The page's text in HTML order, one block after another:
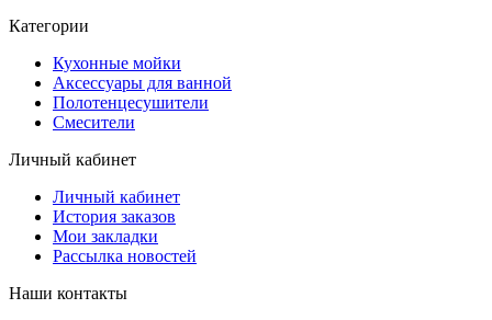
Категории
Кухонные мойки
Аксессуары для ванной
Полотенцесушители
Смесители
Личный кабинет
Личный кабинет
История заказов
Мои закладки
Рассылка новостей
Наши контакты